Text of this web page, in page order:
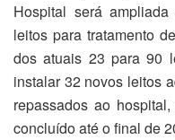
Hospital será
leitos para tratamento
dos atuais 23 para 90
instalar 32 novos leitos
repassados ao
concluído até o final de